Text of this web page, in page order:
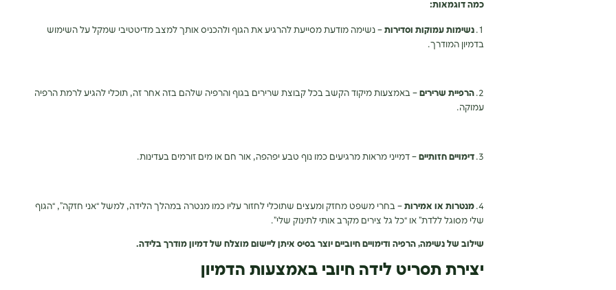
כמה דוגמאות:
נשימות עמוקות וסדירות – נשימה מודעת מסייעת להרגיע את הגוף ולהכניס אותך למצב מדיטטיבי שמקל על השימוש
בדמיון המודרך.
הרפיית שרירים – באמצעות מיקוד הקשב בכל קבוצת שרירים בגוף והרפיה שלהם בזה אחר זה, תוכלי להגיע לרמת הרפיה
עמוקה.
דימויים חזותיים – דמייני מראות מרגיעים כמו נוף טבע יפהפה, אור חם או מים זורמים בעדינות.
מנטרות או אמירות – בחרי משפט מחזק ומעצים שתוכלי לחזור עליו כמו מנטרה במהלך הלידה, למשל “אני חזקה”, “הגוף
שלי מסוגל ללדת” או “כל גל צירים מקרב אותי לתינוק שלי”.
שילוב של נשימה, הרפיה ודימויים חיוביים יוצר בסיס איתן ליישום מוצלח של דמיון מודרך בלידה.
יצירת תסריט לידה חיובי באמצעות הדמיון